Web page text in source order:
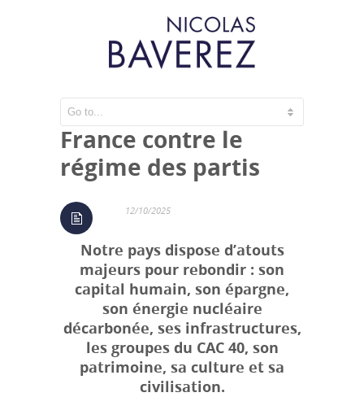
La politique de la
France contre le
régime des partis
12/10/2025
Notre pays dispose d’atouts
majeurs pour rebondir : son
capital humain, son épargne,
son énergie nucléaire
décarbonée, ses infrastructures,
les groupes du CAC 40, son
patrimoine, sa culture et sa
civilisation.